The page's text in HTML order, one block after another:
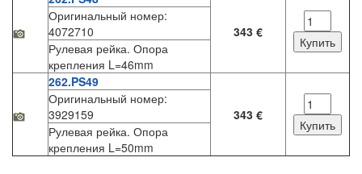
343 €
Оригинальный номер:
4072710
Рулевая рейка. Опора
крепления L=46mm
262.PS49
343 €
Оригинальный номер:
3929159
Рулевая рейка. Опора
крепления L=50mm